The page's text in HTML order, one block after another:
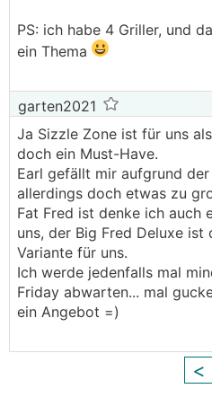
PS: ich habe 4 Griller, und
ein Thema
garten2021
Ja Sizzle Zone ist für uns
doch ein Must-Have.
Earl gefällt mir aufgrund
allerdings doch etwas zu
Fat Fred ist denke ich auch
uns, der Big Fred Deluxe ist
Variante für uns.
Ich werde jedenfalls mal
Friday abwarten... mal
ein Angebot =)
<